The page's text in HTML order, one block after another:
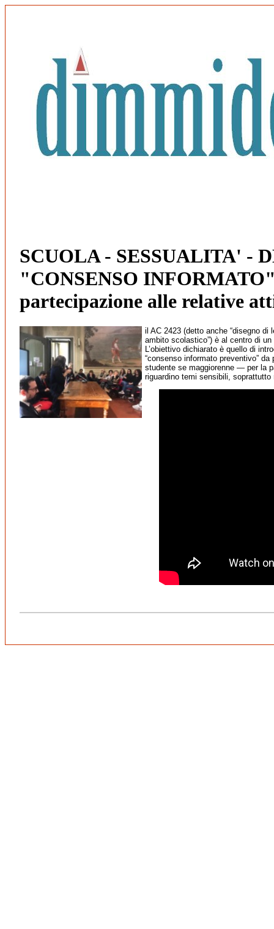
SCUOLA - SESSUALITA' -
"CONSENSO
partecipazione alle relative
il AC 2423 (detto anche “disegno
ambito scolastico”) è al centro di
L’obiettivo dichiarato è quello di
“consenso informato preventivo”
studente se maggiorenne — per la
riguardino temi sensibili,